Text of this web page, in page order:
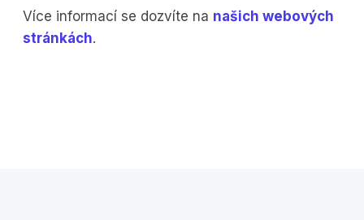
Více informací se dozvíte na našich webových
stránkách.